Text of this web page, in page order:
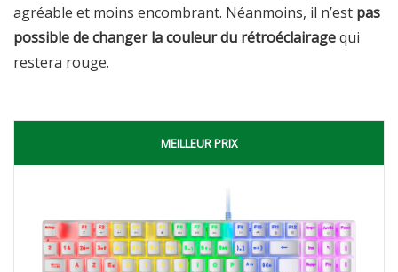
agréable et moins encombrant. Néanmoins, il n’est pas
possible de changer la couleur du rétroéclairagequi
restera rouge.
MEILLEUR PRIX